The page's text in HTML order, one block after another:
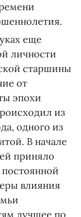
еще
личности
старшины
от
эпохи
из
одного из
В начале
приняло
влияния
лучшее по